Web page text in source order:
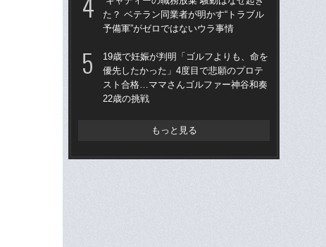
た？ ベテラン同業者が明かす“トラブル
予備軍”がゼロではないウラ事情
19歳で妊娠が判明「ゴルフよりも、命を
優先したかった」4度目で悲願のプロテ
スト合格…ママさんゴルファー神谷和奏
22歳の挑戦
もっと見る